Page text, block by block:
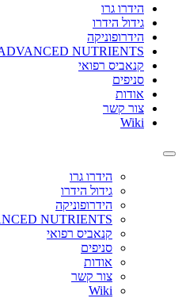
הידרו גרו
גידול הידרו
הידרופוניקה
NUTRIENTS
קנאביס רפואי
סניפים
אודות
צור קשר
Wiki
Toggle
הידרו גרו
גידול הידרו
הידרופוניקה
NUTRIENTS
קנאביס רפואי
סניפים
אודות
צור קשר
Wiki